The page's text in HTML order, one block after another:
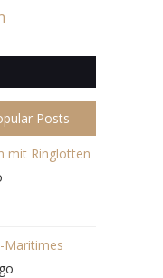
Posts
mit Ringlotten
Maritimes